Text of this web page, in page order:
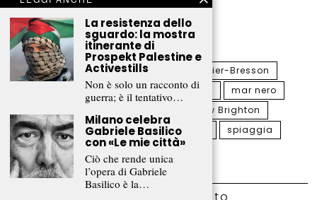
dunque capace di far convergere i rivoli
dell’immaginazione,…
estate fotografia
Henri Cartier-Bresson
macchina fotografica
Magnum
mar nero
New Brighton
Petrut Calinescu
realtà
spiaggia
tempi moderni
La resistenza dello
sguardo: la mostra
itinerante di
Prospekt Palestine e
Activestills
Non è solo un racconto di
guerra; è il tentativo…
Milano celebra
Gabriele Basilico
con «Le mie città»
Ciò che rende unica
l’opera di Gabriele
Basilico è la…